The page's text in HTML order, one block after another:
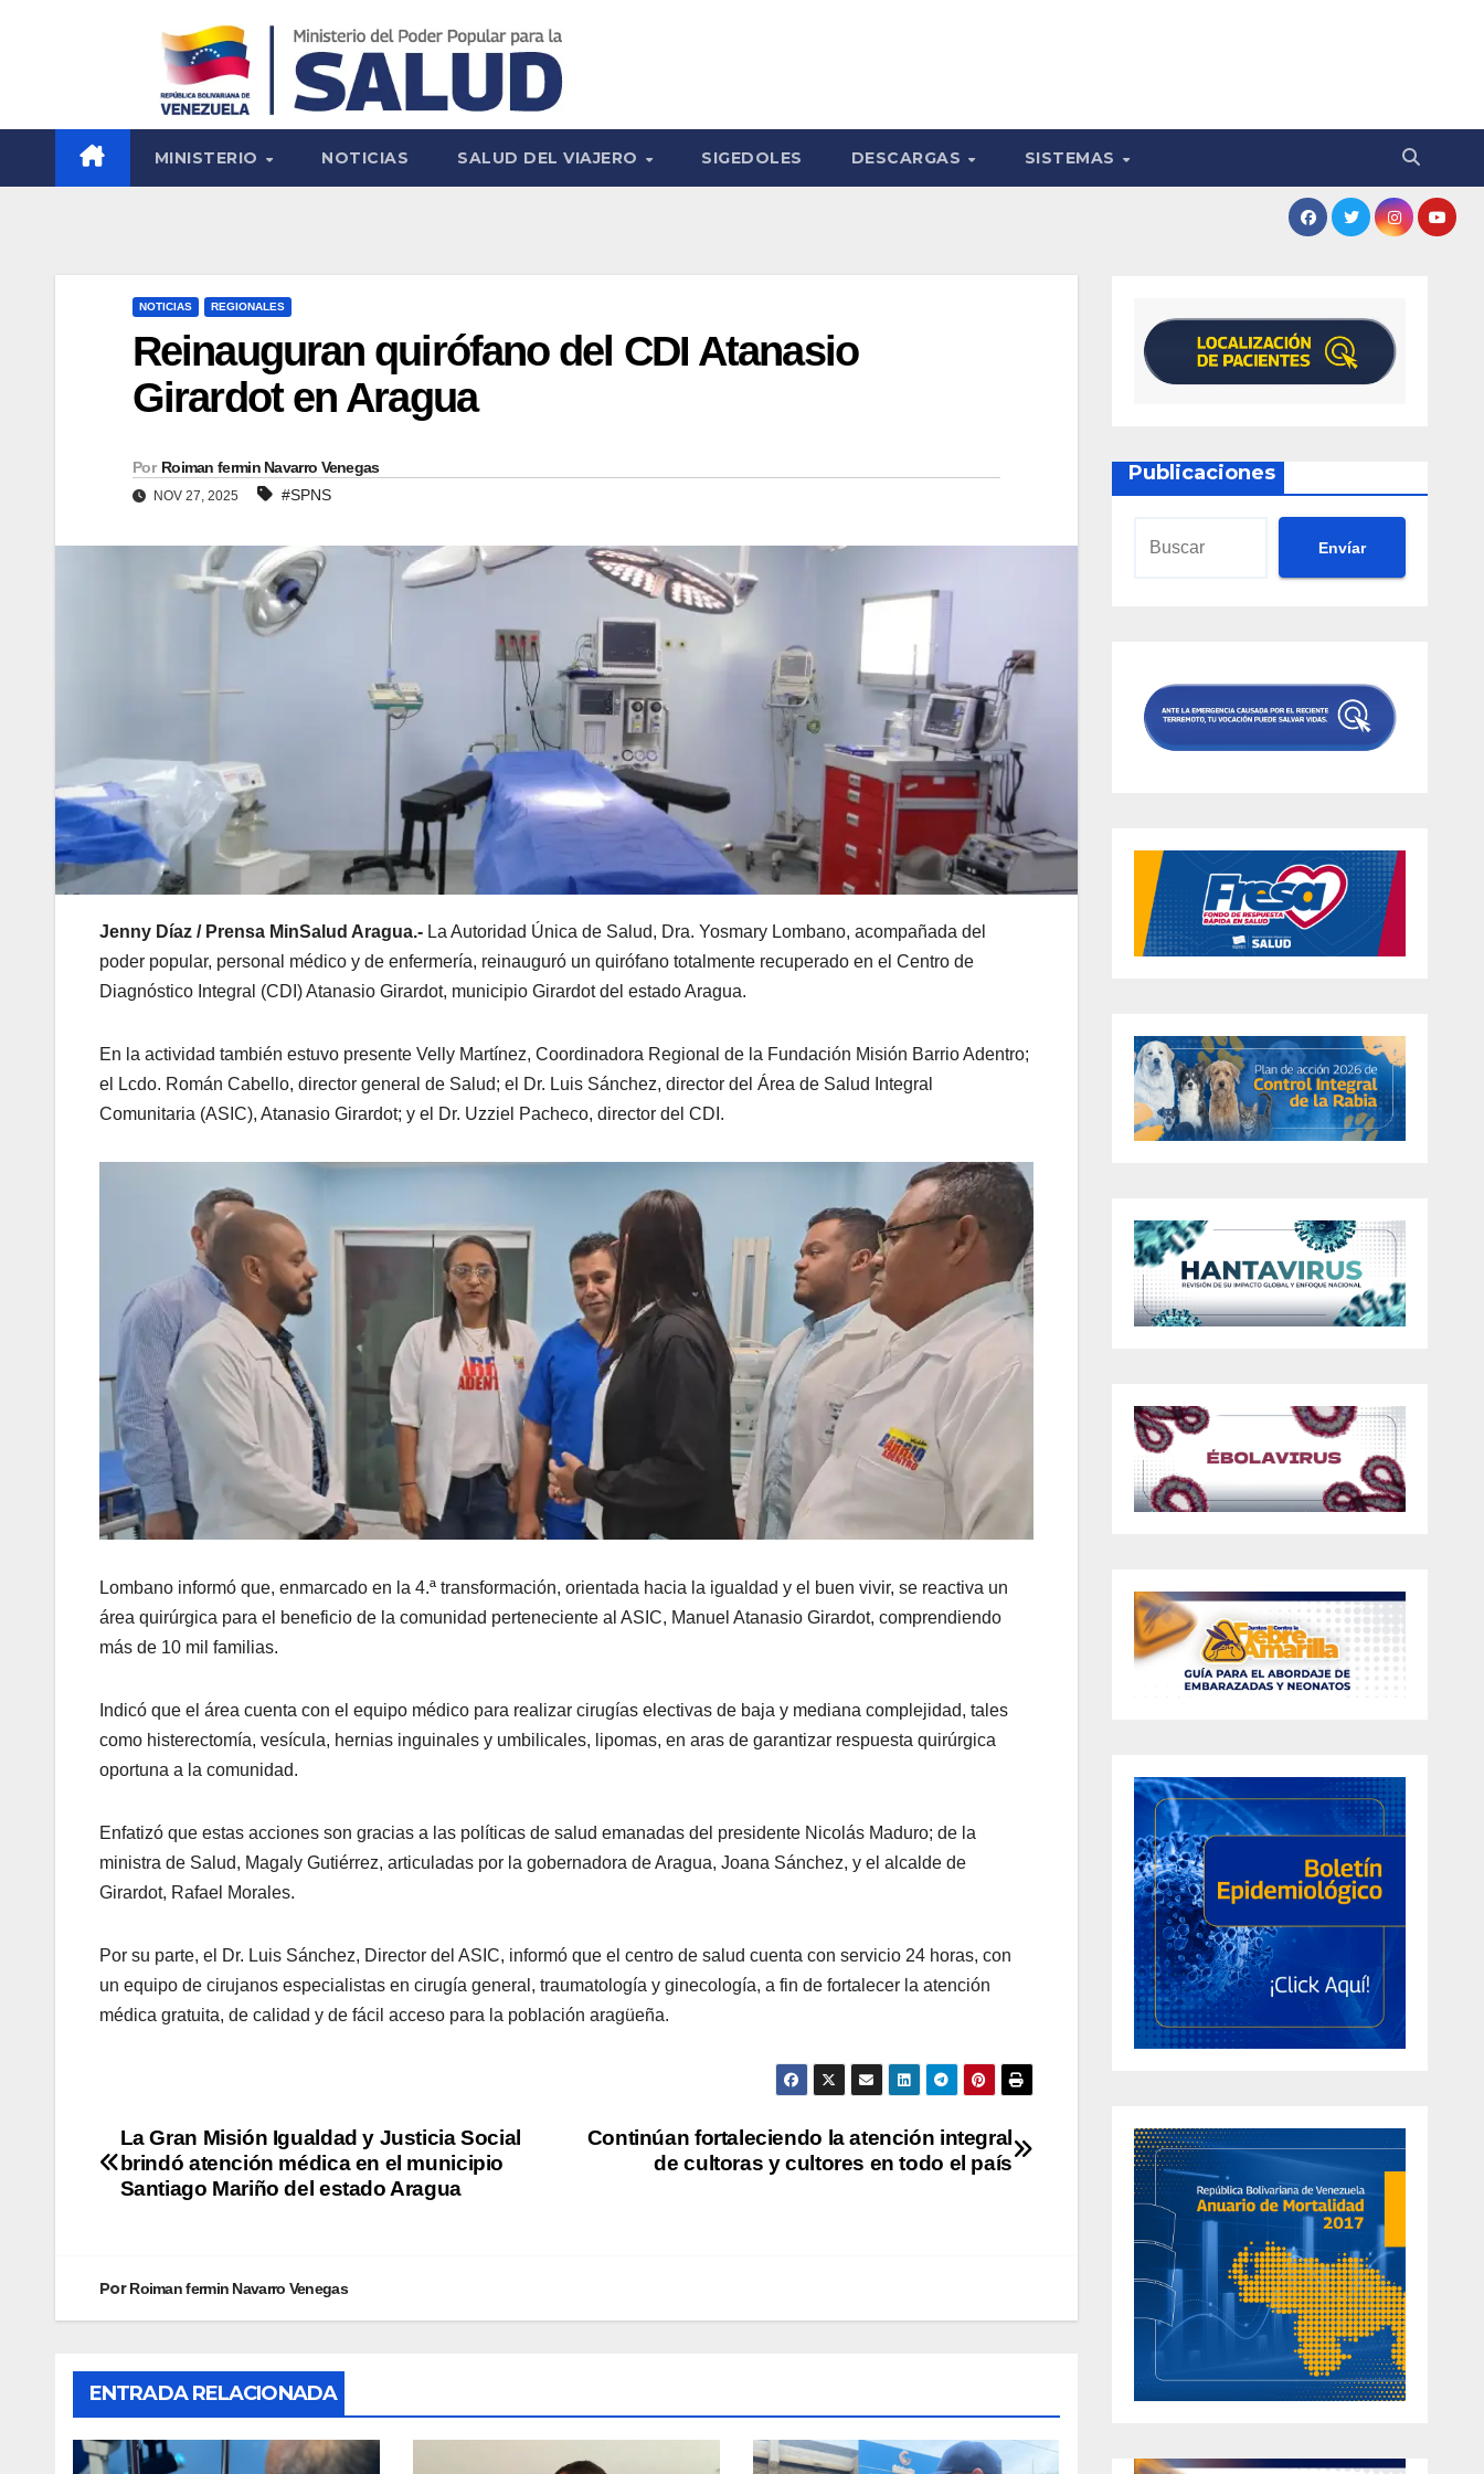
MINISTERIO NOTICIAS SALUD DEL VIAJERO SIGEDOLES DESCARGAS SISTEMAS
NOTICIAS REGIONALES
Reinauguran quirófano del CDI Atanasio
Girardot en Aragua
Por Roiman fermin Navarro Venegas
NOV 27, 2025 #SPNS
Jenny Díaz / Prensa MinSalud Aragua.- La Autoridad Única de Salud, Dra. Yosmary Lombano, acompañada del
poder popular, personal médico y de enfermería, reinauguró un quirófano totalmente recuperado en el Centro de
Diagnóstico Integral (CDI) Atanasio Girardot, municipio Girardot del estado Aragua.
En la actividad también estuvo presente Velly Martínez, Coordinadora Regional de la Fundación Misión Barrio Adentro;
el Lcdo. Román Cabello, director general de Salud; el Dr. Luis Sánchez, director del Área de Salud Integral
Comunitaria (ASIC), Atanasio Girardot; y el Dr. Uzziel Pacheco, director del CDI.
Lombano informó que, enmarcado en la 4.ª transformación, orientada hacia la igualdad y el buen vivir, se reactiva un
área quirúrgica para el beneficio de la comunidad perteneciente al ASIC, Manuel Atanasio Girardot, comprendiendo
más de 10 mil familias.
Indicó que el área cuenta con el equipo médico para realizar cirugías electivas de baja y mediana complejidad, tales
como histerectomía, vesícula, hernias inguinales y umbilicales, lipomas, en aras de garantizar respuesta quirúrgica
oportuna a la comunidad.
Enfatizó que estas acciones son gracias a las políticas de salud emanadas del presidente Nicolás Maduro; de la
ministra de Salud, Magaly Gutiérrez, articuladas por la gobernadora de Aragua, Joana Sánchez, y el alcalde de
Girardot, Rafael Morales.
Por su parte, el Dr. Luis Sánchez, Director del ASIC, informó que el centro de salud cuenta con servicio 24 horas, con
un equipo de cirujanos especialistas en cirugía general, traumatología y ginecología, a fin de fortalecer la atención
médica gratuita, de calidad y de fácil acceso para la población aragüeña.
Continúan fortaleciendo la atención integral
de cultoras y cultores en todo el país
La Gran Misión Igualdad y Justicia Social
brindó atención médica en el municipio
Santiago Mariño del estado Aragua
PorRoiman fermin Navarro Venegas
ENTRADA RELACIONADA
Publicaciones
Envíar